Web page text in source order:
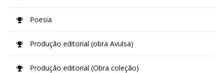
Poesia
Produção editorial (obra Avulsa)
Produção editorial (Obra coleção)